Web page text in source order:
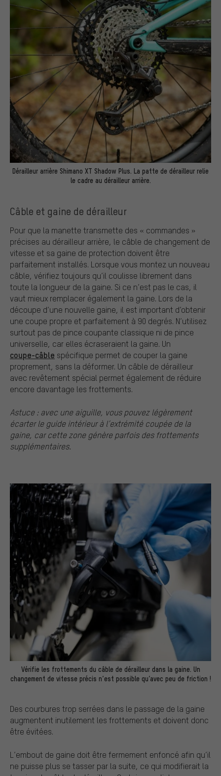
Dérailleur arrière Shimano XT Shadow Plus. La patte de dérailleur relie
le cadre au dérailleur arrière.
Câble et gaine de dérailleur
Pour que la manette transmette des « commandes »
précises au dérailleur arrière, le câble de changement de
vitesse et sa gaine de protection doivent être
parfaitement installés. Lorsque vous montez un nouveau
câble, vérifiez toujours qu’il coulisse librement dans
toute la longueur de la gaine. Si ce n’est pas le cas, il
vaut mieux remplacer également la gaine. Lors de la
découpe d’une nouvelle gaine, il est important d’obtenir
une coupe propre et parfaitement à 90 degrés. N’utilisez
surtout pas de pince coupante classique ni de pince
universelle, car elles écraseraient la gaine. Un
coupe-câble spécifique permet de couper la gaine
proprement, sans la déformer. Un câble de dérailleur
avec revêtement spécial permet également de réduire
encore davantage les frottements.
Astuce : avec une aiguille, vous pouvez légèrement
écarter le guide intérieur à l’extrémité coupée de la
gaine, car cette zone génère parfois des frottements
supplémentaires.
Vérifie les frottements du câble de dérailleur dans la gaine. Un
changement de vitesse précis n’est possible qu’avec peu de friction !
Des courbures trop serrées dans le passage de la gaine
augmentent inutilement les frottements et doivent donc
être évitées.
L’embout de gaine doit être fermement enfoncé afin qu’il
ne puisse plus se tasser par la suite, ce qui modifierait la